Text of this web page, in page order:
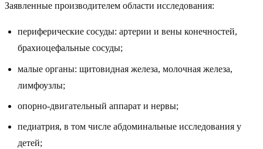
Заявленные производителем области исследования:
периферические сосуды: артерии и вены конечностей,
брахиоцефальные сосуды;
малые органы: щитовидная железа, молочная железа,
лимфоузлы;
опорно-двигательный аппарат и нервы;
педиатрия, в том числе абдоминальные исследования у
детей;